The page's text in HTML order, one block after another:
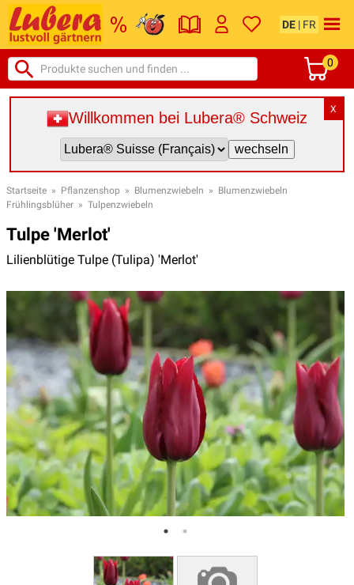
DE | FR
0
X
Willkommen bei Lubera® Schweiz
Startseite » Pflanzenshop » Blumenzwiebeln » Blumenzwiebeln
Frühlingsblüher » Tulpenzwiebeln
Tulpe 'Merlot'
Lilienblütige Tulpe (Tulipa) 'Merlot'